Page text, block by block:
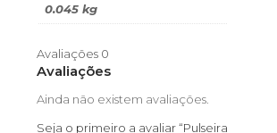
0.045 kg
Avaliações 0
Avaliações
Ainda não existem avaliações.
Seja o primeiro a avaliar “Pulseira